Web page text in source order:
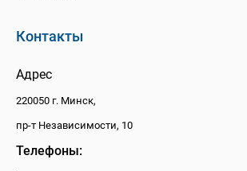
Контакты
Адрес
220050 г. Минск,
пр-т Независимости, 10
Телефоны: